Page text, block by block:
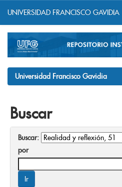
navigation
UNIVERSIDAD FRANCISCO GAVIDIA
Universidad Francisco Gavidia
Buscar
Buscar:
por